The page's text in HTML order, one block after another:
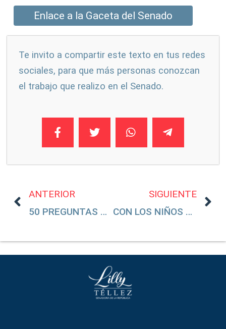
Enlace a la Gaceta del Senado
Te invito a compartir este texto en tus redes
sociales, para que más personas conozcan
el trabajo que realizo en el Senado.
ANTERIOR
50 PREGUNTAS AL GOBIERNO DE AMLO SOBRE LA DETENCIÓN DE RAFAEL CARO QUINTERO, LA PARTICIPACIÓN DE LA DEA Y EL DESPLOME DEL HELICÓPTERO EN SINALOA
SIGUIENTE
CON LOS NIÑOS NO: PLAN DE EMERGENCIA PARA VACUNARLOS